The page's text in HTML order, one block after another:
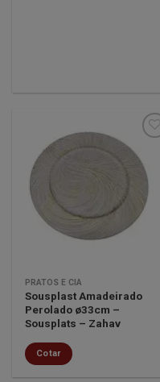
Minha
desejos
PRATOS E CIA
Sousplast Amadeirado
Perolado ø33cm –
Sousplats – Zahav
Cotar